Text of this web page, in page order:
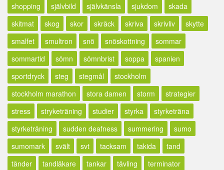
shopping
självbild självkänsla sjukdom
skada
skitmat
skog skor skräck skriva skrivliv
skytte
smalfet
smultron snö snöskottning
sommar
sommartid
sömn sömnbrist soppa
spanien
sportdryck
steg stegmål
stockholm
stockholm marathon
stora damen storm
strategier
stress
stryketräning studier styrka
styrketräna
styrketräning
sudden deafness summering
sumo
sumomark
svält svt tacksam takida
tand
tänder
tandläkare tankar tävling
terminator